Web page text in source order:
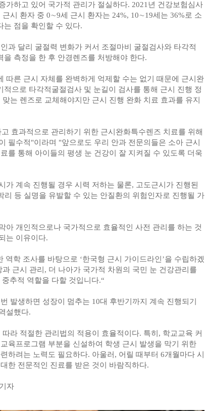
가하고 있어 국가적 관리가 절실하다. 2021년 건강보험심사
시 환자 중 0∼9세 근시 환자는 24%, 10∼19세는 36%로 소
는 점을 확인할 수 있다.
과 달리 굴절력 변화가 커서 조절마비 굴절검사와 타각적
을 측정을 한 후 안경렌즈를 처방해야 한다.
따른 근시 자체를 완벽하게 억제할 수는 없기 때문에 근시완
적으로 타각적굴절검사 및 눈길이 검사를 통해 근시 진행 정
는 렌즈로 교체해야지만 근시 진행 완화 치료 효과를 유지
효과적으로 관리하기 위한 근시완화특수렌즈 치료를 위해
필수적"이라며 "앞으로도 우리 안과 전문의들은 소아 근시
를 통해 아이들의 평생 눈 건강이 잘 지켜질 수 있도록 더욱
가 계속 진행될 경우 시력 저하는 물론, 고도근시가 진행된
리 등 실명을 유발할 수 있는 안질환의 위험인자로 진행될 가
아 개인적으로나 국가적으로 효율적인 사전 관리를 하는 것
는 이유이다.
역학 조사를 바탕으로 ‘한국형 근시 가이드라인’을 수립하겠
근시 관리, 더 나아가 국가적 차원의 국민 눈 건강관리를
추적 역할을 다할 것입니다.“
발생하면 성장이 멈추는 10대 후반기까지 계속 진행되기
설했다.
라 적절한 관리법의 적용이 효율적이다. 특히, 학교교육 커
육프로그램 부분을 신설하여 학생 근시 발생을 막기 위한
하려는 노력도 필요하다. 아울러, 어릴 때부터 6개월마다 시
한 전문적인 진료를 받은 것이 바람직하다.
자